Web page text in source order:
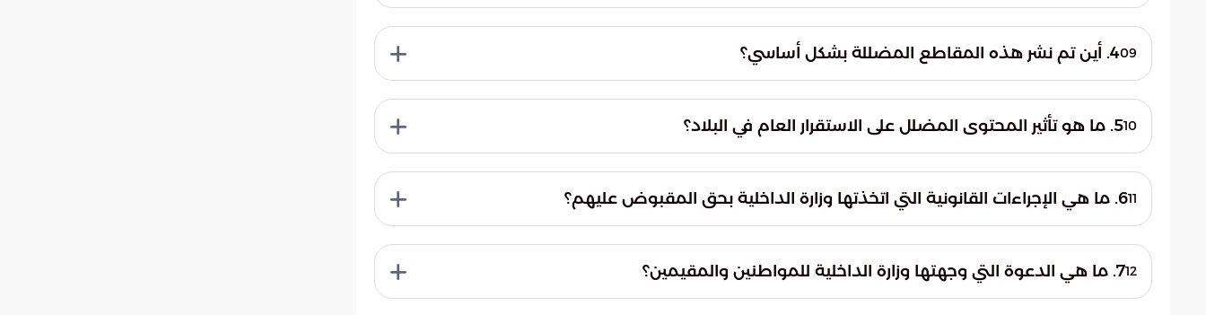
مواقع حساسة داخل المملكة. كما تضمنت المقاطع تعاطفًا وتمجيدًا لما وصف بالعدوان الإيراني.094. أين تم نشر هذه المقاطع المضللة بشكل أساسي؟
الاجتماعي، مستغلين بذلك الانتشار الواسع لهذه المنصات للتأثير على الرأي العام.105. ما هو تأثير المحتوى المضلل على الاستقرار العام في البلاد؟
وأحدث قلقًا واسعًا بين أفراد المجتمع. هذا بدوره أضر بالأمن والنظام العام في البلاد. 116. ما هي الإجراءات القانونية التي اتخذتها وزارة الداخلية بحق المقبوض عليهم؟
العامة لاستكمال التحقيقات اللازمة بخصوص التهم الموجهة إليهم، تمهيدًا للمحاكمة.127. ما هي الدعوة التي وجهتها وزارة الداخلية للمواطنين والمقيمين؟